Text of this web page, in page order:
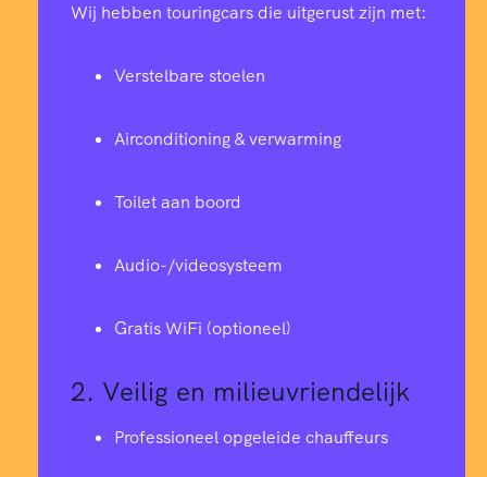
Wij hebben touringcars die uitgerust zijn met:
Verstelbare stoelen
Airconditioning & verwarming
Toilet aan boord
Audio-/videosysteem
Gratis WiFi (optioneel)
2. Veilig en milieuvriendelijk
Professioneel opgeleide chauffeurs